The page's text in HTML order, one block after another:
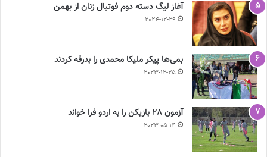
آغاز لیگ دسته دوم فوتبال زنان از بهمن
2024-12-29
بمی‌ها پیکر ملیکا محمدی را بدرقه کردند
2023-12-25
آزمون 28 بازیکن را به اردو فرا خواند
2023-05-14